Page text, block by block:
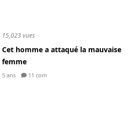
15,023 vues
Cet homme a attaqué la mauvaise
femme
5 ans 11 com